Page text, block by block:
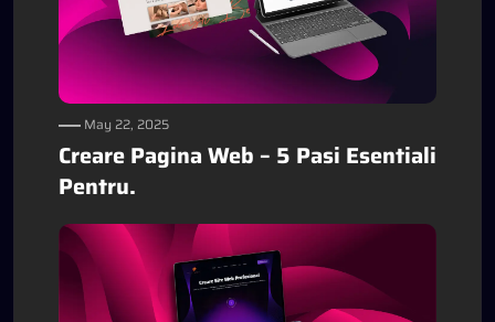
May 22, 2025
Creare Pagina Web – 5 Pasi Esentiali
Pentru.